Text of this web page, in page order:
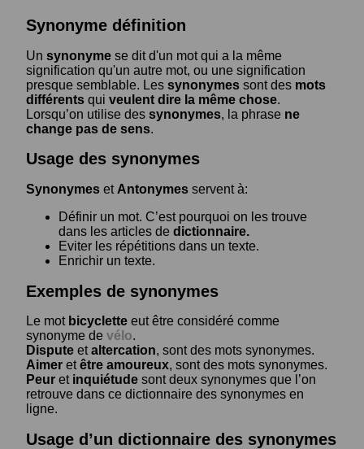
Synonyme définition
Un synonyme se dit d'un mot qui a la même
signification qu'un autre mot, ou une signification
presque semblable. Les synonymes sont des mots
différents qui veulent dire la même chose.
Lorsqu’on utilise des synonymes, la phrase ne
change pas de sens.
Usage des synonymes
Synonymes et Antonymes servent à:
Définir un mot. C’est pourquoi on les trouve
dans les articles de dictionnaire.
Eviter les répétitions dans un texte.
Enrichir un texte.
Exemples de synonymes
Le mot bicyclette eut être considéré comme
synonyme de vélo.
Dispute etaltercation, sont des mots synonymes.
Aimer etêtre amoureux, sont des mots synonymes.
Peur et inquiétude sont deux synonymes que l’on
retrouve dans ce dictionnaire des synonymes en
ligne.
Usage d’un dictionnaire des synonymes